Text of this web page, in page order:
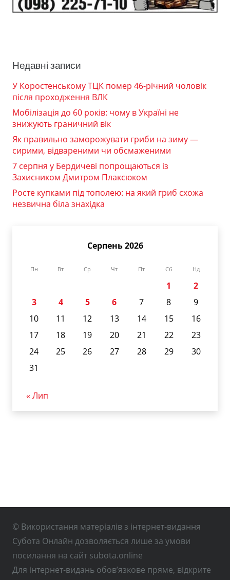
Недавні записи
У Коростенському ТЦК помер 46-річний чоловік
після проходження ВЛК
Мобілізація до 60 років: чому в Україні не
знижують граничний вік
Як правильно заморожувати гриби на зиму —
сирими, відвареними чи обсмаженими
7 серпня у Бердичеві попрощаються із
Захисником Дмитром Плаксюком
Росте купками під тополею: на який гриб схожа
незвична біла знахідка
Серпень 2026
Пн Вт Ср Чт Пт Сб Нд
1
2
3
4 5 6 7 8
9
10
11 12 13 14 15
16
17
18 19 20 21 22
23
24
25 26 27 28 29
30
31
« Лип
© Використання матеріалів з інтернет-видання
Субота Онлайн дозволяється лише за умови
посилання на сайт subota.online
Для інтернет-видань обов’язкове пряме, відкрите